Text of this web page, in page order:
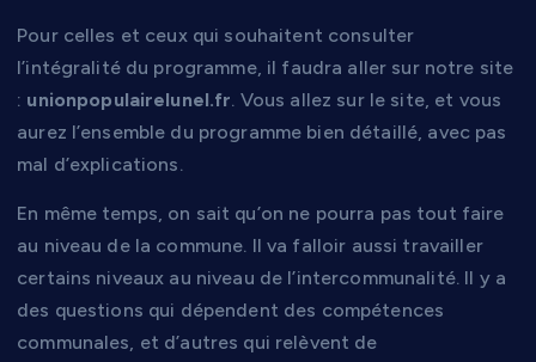
Pour celles et ceux qui souhaitent consulter
l’intégralité du programme, il faudra aller sur notre site
: unionpopulairelunel.fr. Vous allez sur le site, et vous
aurez l’ensemble du programme bien détaillé, avec pas
mal d’explications.
En même temps, on sait qu’on ne pourra pas tout faire
au niveau de la commune. Il va falloir aussi travailler
certains niveaux au niveau de l’intercommunalité. Il y a
des questions qui dépendent des compétences
communales, et d’autres qui relèvent de